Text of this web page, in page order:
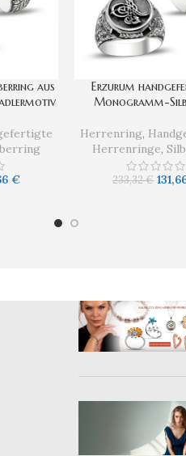
aus
€
Erzurum
Monogramm-
Herrenring,
Herrenringe,
233,32€